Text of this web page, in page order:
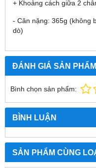
+ Khoảng cách giữa 2
- Cân nặng: 365g (không
dò)
ĐÁNH GIÁ SẢN PHẨM
Bình chọn sản phẩm:
BÌNH LUẬN
SẢN PHẨM CÙNG